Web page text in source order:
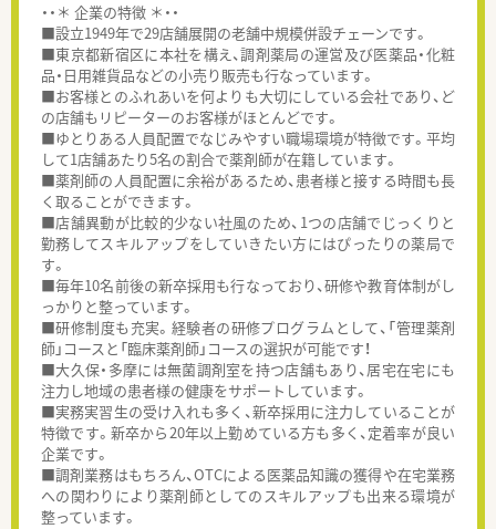
・・＊ 企業の特徴 ＊・・
■設立1949年で29店舗展開の老舗中規模併設チェーンです。
■東京都新宿区に本社を構え、調剤薬局の運営及び医薬品・化粧
品・日用雑貨品などの小売り販売も行なっています。
■お客様とのふれあいを何よりも大切にしている会社であり、ど
の店舗もリピーターのお客様がほとんどです。
■ゆとりある人員配置でなじみやすい職場環境が特徴です。平均
して1店舗あたり5名の割合で薬剤師が在籍しています。
■薬剤師の人員配置に余裕があるため、患者様と接する時間も長
く取ることができます。
■店舗異動が比較的少ない社風のため、1つの店舗でじっくりと
勤務してスキルアップをしていきたい方にはぴったりの薬局で
す。
■毎年10名前後の新卒採用も行なっており、研修や教育体制がし
っかりと整っています。
■研修制度も充実。経験者の研修プログラムとして、「管理薬剤
師」コースと「臨床薬剤師」コースの選択が可能です！
■大久保・多摩には無菌調剤室を持つ店舗もあり、居宅在宅にも
注力し地域の患者様の健康をサポートしています。
■実務実習生の受け入れも多く、新卒採用に注力していることが
特徴です。新卒から20年以上勤めている方も多く、定着率が良い
企業です。
■調剤業務はもちろん、OTCによる医薬品知識の獲得や在宅業務
への関わりにより薬剤師としてのスキルアップも出来る環境が
整っています。